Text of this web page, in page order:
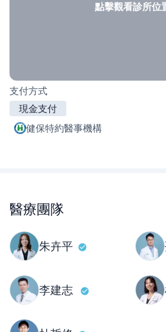
點擊觀看診所位
支付方式
現金支付
健保特約醫事機構
醫療團隊
朱卉平
李建志